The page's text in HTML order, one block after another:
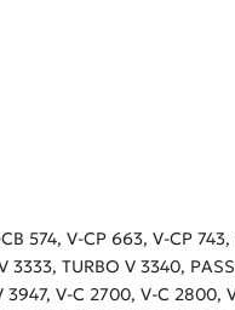
574, V-CP 663, V-CP
3333, TURBO V 3340,
3947, V-C 2700, V-C